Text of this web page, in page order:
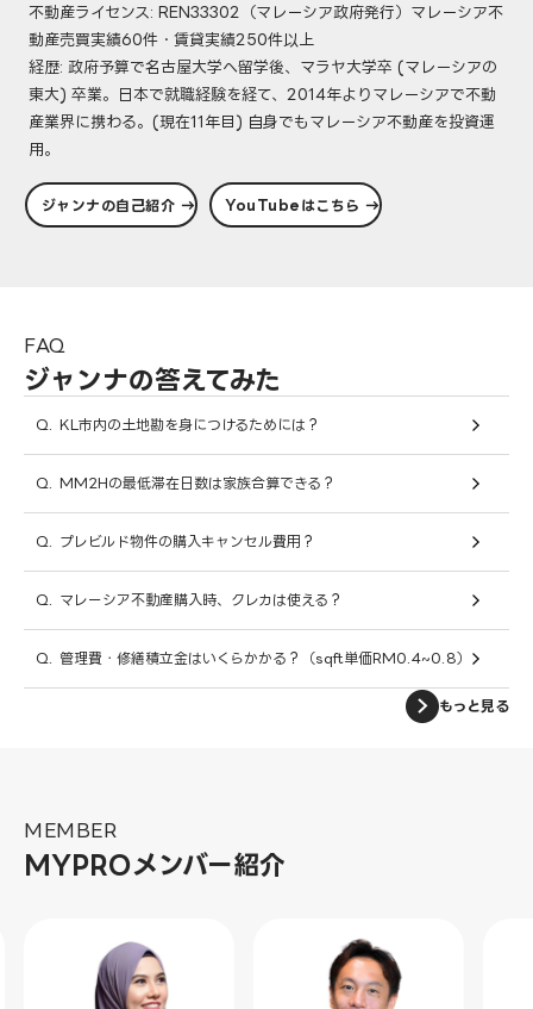
不動産ライセンス: REN33302（マレーシア政府発行）マレーシア不
動産売買実績60件・賃貸実績250件以上
経歴: 政府予算で名古屋大学へ留学後、マラヤ大学卒 (マレーシアの
東大) 卒業。日本で就職経験を経て、2014年よりマレーシアで不動
産業界に携わる。(現在11年目) 自身でもマレーシア不動産を投資運
用。
ジャンナの自己紹介 → YouTubeはこちら →
FAQ
ジャンナの答えてみた
Q. KL市内の土地勘を身につけるためには？
Q. MM2Hの最低滞在日数は家族合算できる？
Q. プレビルド物件の購入キャンセル費用？
Q. マレーシア不動産購入時、クレカは使える？
Q. 管理費・修繕積立金はいくらかかる？（sqft単価RM0.4~0.8）
もっと見る
MEMBER
MYPROメンバー紹介